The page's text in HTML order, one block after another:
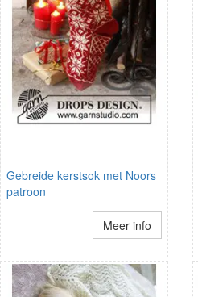
Gebreide kerstsok met Noors
patroon
Meer info